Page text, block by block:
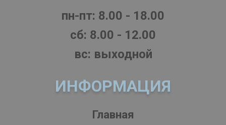
пн-пт: 8.00 - 18.00
cб: 8.00 - 12.00
вс: выходной
ИНФОРМАЦИЯ
Главная